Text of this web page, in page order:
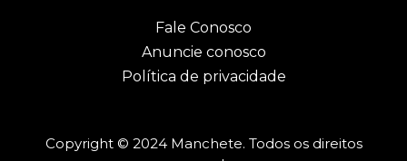
Fale Conosco
Anuncie conosco
Política de privacidade
Copyright © 2024 Manchete. Todos os direitos